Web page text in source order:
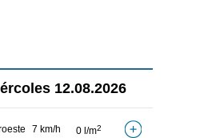
12.08.2026
7 km/h 0 l/m2